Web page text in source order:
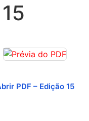
PDF – Edição 15